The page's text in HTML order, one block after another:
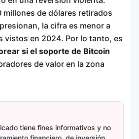
millones de dólares retirados
la cifra es menor a
vistos en 2024. Por lo tanto, es
si el soporte de Bitcoin
de valor en la zona
tiene fines informativos y no